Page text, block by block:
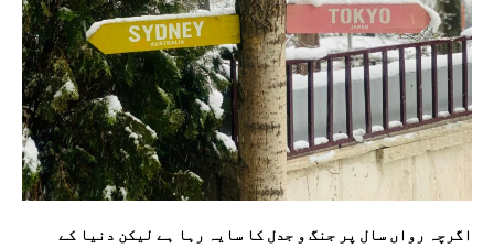
اگرچہ رواں سال پر جنگ و جدل کا سایہ رہا ہے لیکن دنیا کے